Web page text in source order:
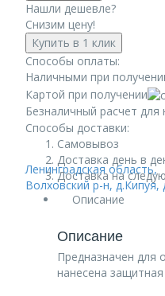
Ленинградская область,
Волховский р-н, д.Кипуя,
Нашли дешевле?
Снизим цену!
Купить в 1 клик
Способы оплаты:
Наличными при
Картой при получении
Безналичный расчет для
Способы доставки:
Самовывоз
Доставка день в
Доставка на
Описание
Описание
Предназначен для
нанесена защитная